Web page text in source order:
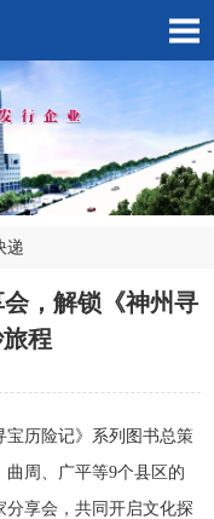
递
会，解锁《神州寻
程
宝历险记》系列图书总策
周、广平等9个县区的
分享会，共同开启文化探